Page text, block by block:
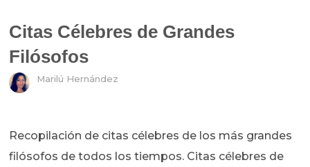
Citas Célebres de Grandes
Filósofos
Marilú Hernández
Recopilación de citas célebres de los más grandes
filósofos de todos los tiempos. Citas célebres de